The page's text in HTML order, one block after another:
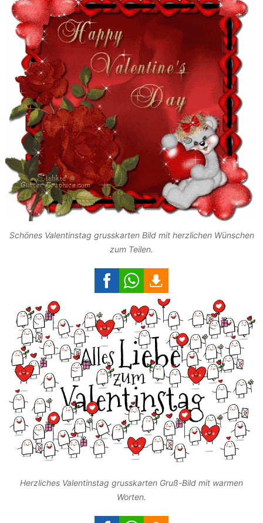
Schönes Valentinstag grusskarten Bild mit herzlichen Wünschen
zum Teilen.
Herzliches Valentinstag grusskarten Gruß-Bild mit warmen
Worten.